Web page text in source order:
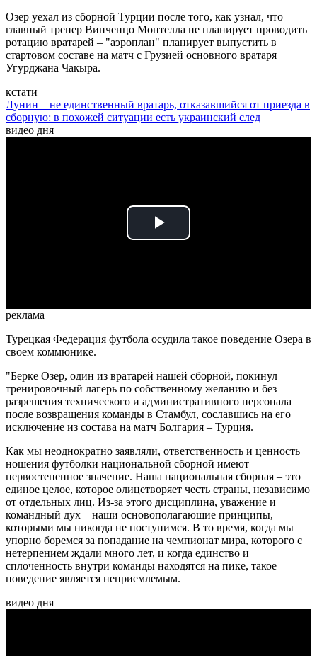
Озер уехал из сборной Турции после того, как узнал, что
главный тренер Винченцо Монтелла не планирует проводить
ротацию вратарей – "аэроплан" планирует выпустить в
стартовом составе на матч с Грузией основного вратаря
Угурджана Чакыра.
кстати
Лунин – не единственный вратарь, отказавшийся от приезда в
сборную: в похожей ситуации есть украинский след
видео дня
Play
реклама
Турецкая Федерация футбола осудила такое поведение Озера в
своем коммюнике.
"Берке Озер, один из вратарей нашей сборной, покинул
тренировочный лагерь по собственному желанию и без
разрешения технического и административного персонала
после возвращения команды в Стамбул, сославшись на его
исключение из состава на матч Болгария – Турция.
Как мы неоднократно заявляли, ответственность и ценность
ношения футболки национальной сборной имеют
первостепенное значение. Наша национальная сборная – это
единое целое, которое олицетворяет честь страны, независимо
от отдельных лиц. Из-за этого дисциплина, уважение и
командный дух – наши основополагающие принципы,
которыми мы никогда не поступимся. В то время, когда мы
упорно боремся за попадание на чемпионат мира, которого с
нетерпением ждали много лет, и когда единство и
сплоченность внутри команды находятся на пике, такое
поведение является неприемлемым.
видео дня